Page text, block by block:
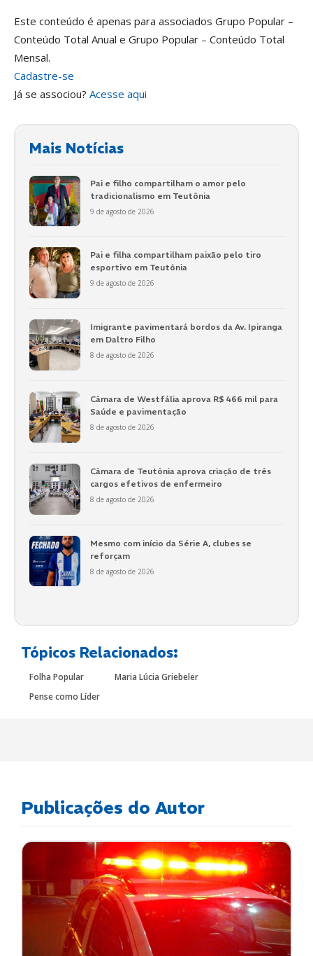
Este conteúdo é apenas para associados Grupo Popular –
Conteúdo Total Anual e Grupo Popular – Conteúdo Total
Mensal.
Cadastre-se
Já se associou? Acesse aqui
Mais Notícias
Pai e filho compartilham o amor pelo
tradicionalismo em Teutônia
9 de agosto de 2026
Pai e filha compartilham paixão pelo tiro
esportivo em Teutônia
9 de agosto de 2026
Imigrante pavimentará bordos da Av. Ipiranga
em Daltro Filho
8 de agosto de 2026
Câmara de Westfália aprova R$ 466 mil para
Saúde e pavimentação
8 de agosto de 2026
Câmara de Teutônia aprova criação de três
cargos efetivos de enfermeiro
8 de agosto de 2026
Mesmo com início da Série A, clubes se
reforçam
8 de agosto de 2026
Tópicos Relacionados:
Folha Popular
Maria Lúcia Griebeler
Pense como Líder
Publicações do Autor